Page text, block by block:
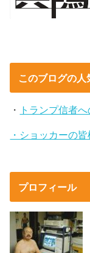
このブログの人
・ トランプ信者
・ショッカーの
プロフィール